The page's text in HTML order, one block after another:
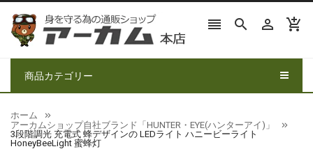
   
商品カテゴリー
ホーム
アーカムショップ自社ブランド「HUNTER・EYE(ハンターアイ)」
3段階調光 充電式 蜂デザインの LEDライト ハニービーライト
HoneyBeeLight 蜜蜂灯